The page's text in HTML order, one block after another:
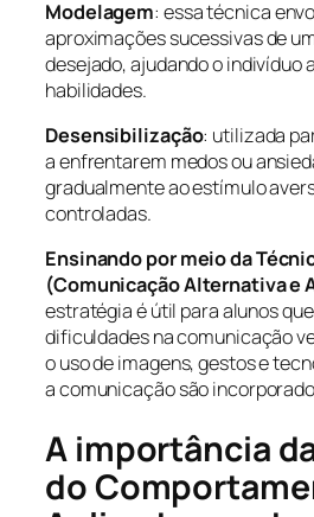
Modelagem: essa técnica
aproximações sucessivas de
desejado, ajudando o indivíduo
habilidades.
Desensibilização: utilizada
a enfrentarem medos ou
gradualmente ao estímulo
controladas.
Ensinando por meio da
(Comunicação Alternativa e
estratégia é útil para alunos
dificuldades na comunicação
o uso de imagens, gestos e
a comunicação são
A importância
do